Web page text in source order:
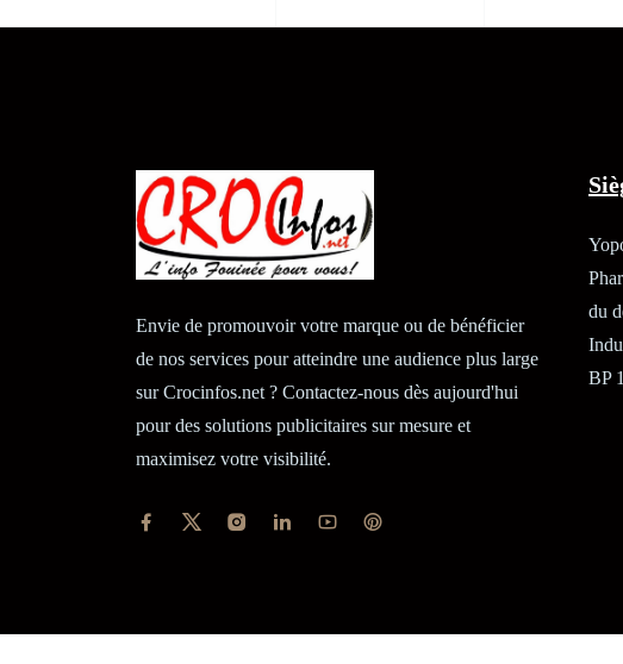
Envie de promouvoir votre marque ou de bénéficier
de nos services pour atteindre une audience plus large
sur Crocinfos.net ? Contactez-nous dès aujourd'hui
pour des solutions publicitaires sur mesure et
maximisez votre visibilité.
du
BP